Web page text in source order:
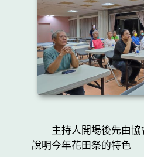
主持人開場後先由協
說明今年花田祭的特色